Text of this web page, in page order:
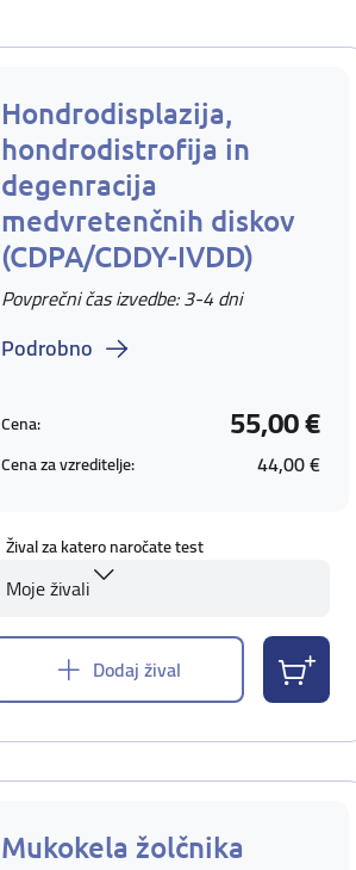
Hondrodisplazija,
hondrodistrofija in
degenracija
medvretenčnih diskov
(CDPA/CDDY-IVDD)
Povprečni čas izvedbe: 3-4 dni
Podrobno
Cena: 55,00 €
Cena za vzreditelje: 44,00 €
Žival za katero naročate test
Moje živali
Dodaj žival
Mukokela žolčnika